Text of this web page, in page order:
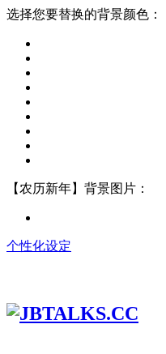
选择您要替换的背景颜色：
【农历新年】背景图片：
个性化设定